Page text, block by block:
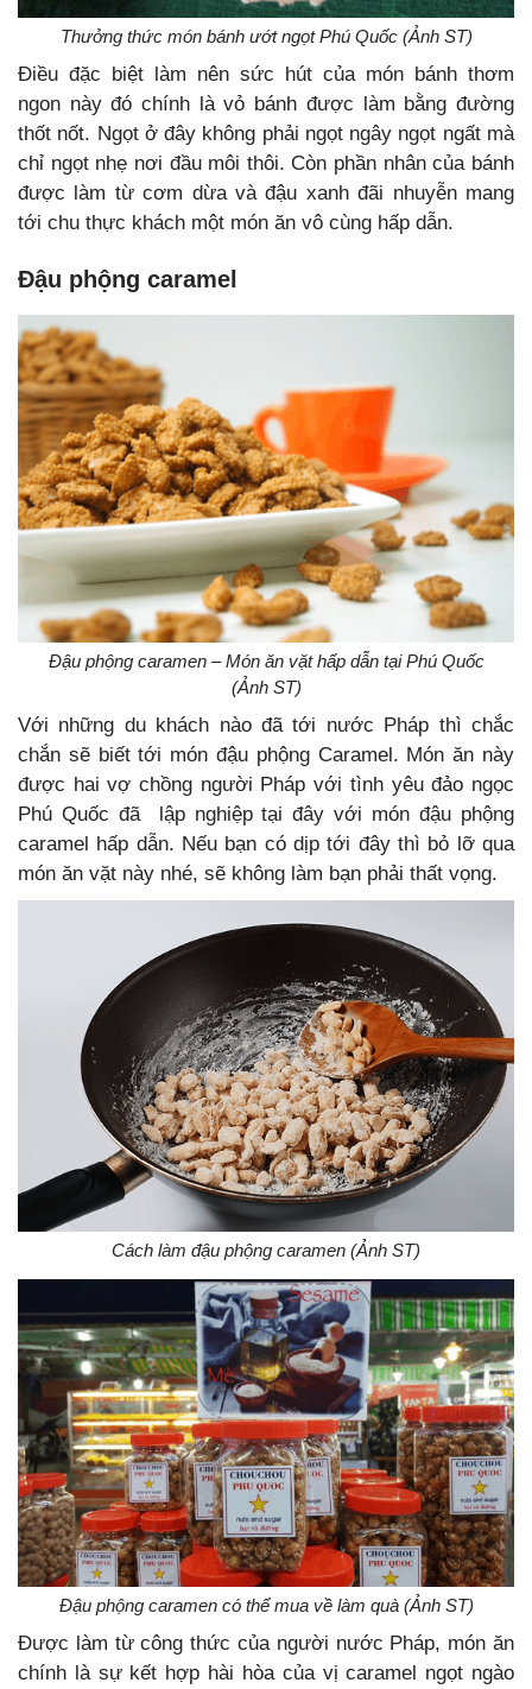
Thưởng thức món bánh ướt ngọt Phú Quốc (Ảnh ST)
Điều đặc biệt làm nên sức hút của món bánh thơm
ngon này đó chính là vỏ bánh được làm bằng đường
thốt nốt. Ngọt ở đây không phải ngọt ngây ngọt ngất mà
chỉ ngọt nhẹ nơi đầu môi thôi. Còn phần nhân của bánh
được làm từ cơm dừa và đậu xanh đãi nhuyễn mang
tới chu thực khách một món ăn vô cùng hấp dẫn.
Đậu phộng caramel
Đậu phộng caramen – Món ăn vặt hấp dẫn tại Phú Quốc
(Ảnh ST)
Với những du khách nào đã tới nước Pháp thì chắc
chắn sẽ biết tới món đậu phộng Caramel. Món ăn này
được hai vợ chồng người Pháp với tình yêu đảo ngọc
Phú Quốc đã lập nghiệp tại đây với món đậu phộng
caramel hấp dẫn. Nếu bạn có dịp tới đây thì bỏ lỡ qua
món ăn vặt này nhé, sẽ không làm bạn phải thất vọng.
Cách làm đậu phộng caramen (Ảnh ST)
Đậu phộng caramen có thể mua về làm quà (Ảnh ST)
Được làm từ công thức của người nước Pháp, món ăn
chính là sự kết hợp hài hòa của vị caramel ngọt ngào